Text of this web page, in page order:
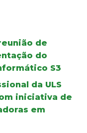
de
do
S3
da ULS
iniciativa de
em